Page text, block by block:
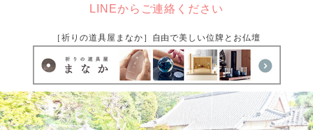
LINEからご連絡ください
［祈りの道具屋まなか］自由で美しい位牌とお仏壇